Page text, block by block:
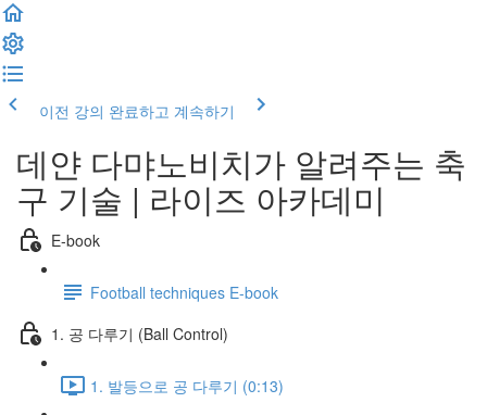
이전 강의 완료하고 계속하기
데얀 다먀노비치가 알려주는 축
구 기술 | 라이즈 아카데미
E-book
Football techniques E-book
1. 공 다루기 (Ball Control)
1. 발등으로 공 다루기 (0:13)